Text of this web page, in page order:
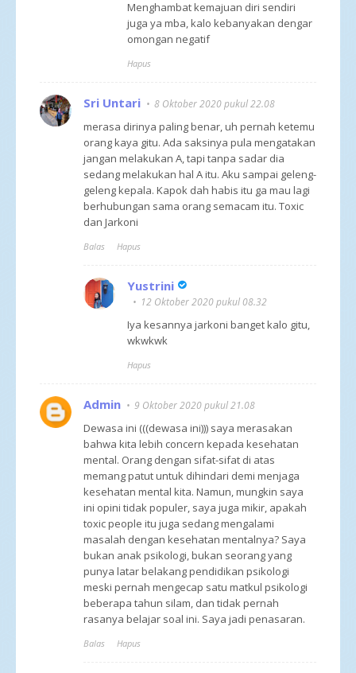
Menghambat kemajuan diri sendiri
juga ya mba, kalo kebanyakan dengar
omongan negatif
Hapus
Sri Untari 8 Oktober 2020 pukul 22.08
merasa dirinya paling benar, uh pernah ketemu
orang kaya gitu. Ada saksinya pula mengatakan
jangan melakukan A, tapi tanpa sadar dia
sedang melakukan hal A itu. Aku sampai geleng-
geleng kepala. Kapok dah habis itu ga mau lagi
berhubungan sama orang semacam itu. Toxic
dan Jarkoni
Balas Hapus
Yustrini
12 Oktober 2020 pukul 08.32
Iya kesannya jarkoni banget kalo gitu,
wkwkwk
Hapus
Admin 9 Oktober 2020 pukul 21.08
Dewasa ini (((dewasa ini))) saya merasakan
bahwa kita lebih concern kepada kesehatan
mental. Orang dengan sifat-sifat di atas
memang patut untuk dihindari demi menjaga
kesehatan mental kita. Namun, mungkin saya
ini opini tidak populer, saya juga mikir, apakah
toxic people itu juga sedang mengalami
masalah dengan kesehatan mentalnya? Saya
bukan anak psikologi, bukan seorang yang
punya latar belakang pendidikan psikologi
meski pernah mengecap satu matkul psikologi
beberapa tahun silam, dan tidak pernah
rasanya belajar soal ini. Saya jadi penasaran.
Balas Hapus